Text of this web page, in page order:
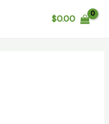
$0.00